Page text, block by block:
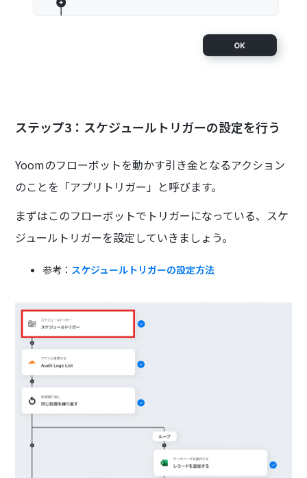
ステップ3：スケジュールトリガーの設定を行う
Yoomのフローボットを動かす引き金となるアクション
のことを「アプリトリガー」と呼びます。
まずはこのフローボットでトリガーになっている、スケ
ジュールトリガーを設定していきましょう。
参考： スケジュールトリガーの設定方法